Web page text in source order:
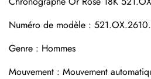
Numéro de modèle :
Genre : Hommes
Mouvement : Mouvement